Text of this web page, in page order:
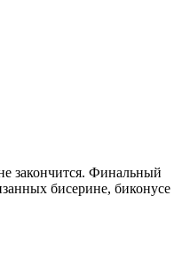
закончится. Финальный
бисерине, биконусе